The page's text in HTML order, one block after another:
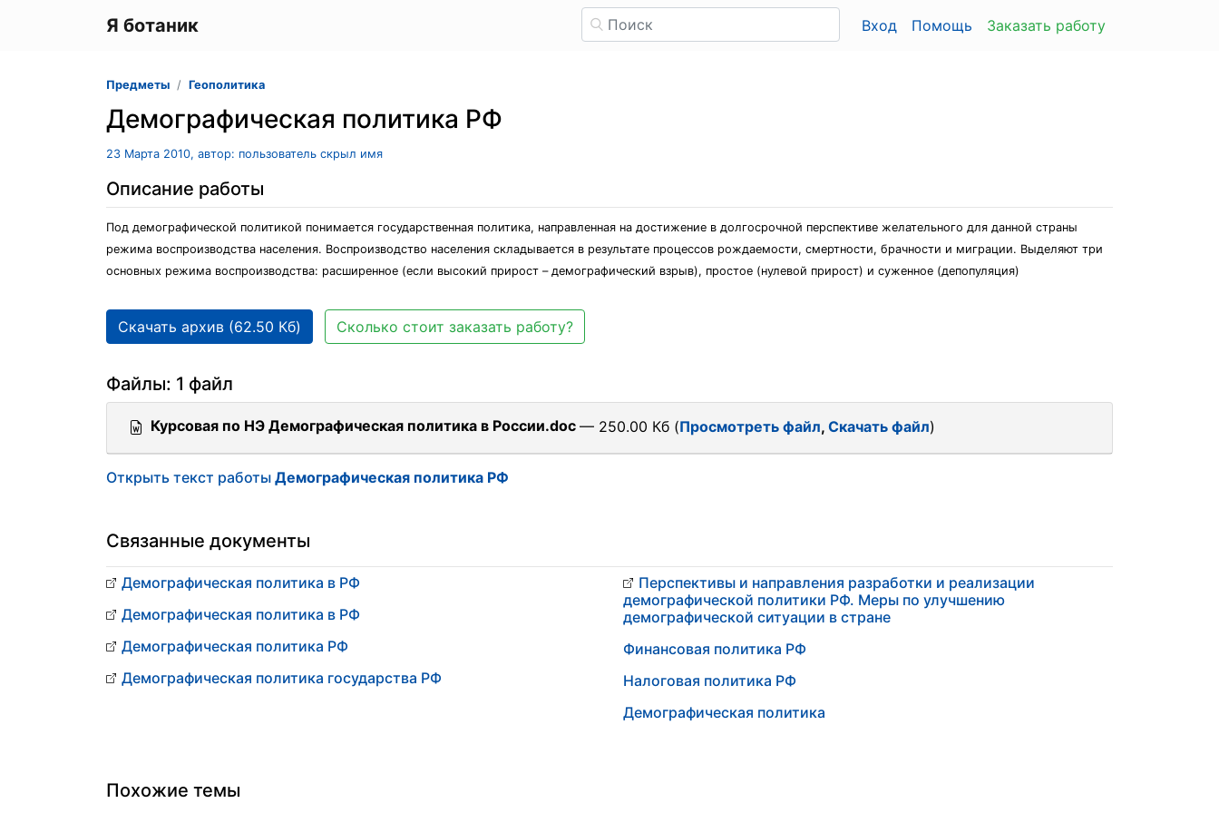
Я ботаник Вход Помощь Заказать работу
Предметы Геополитика
Демографическая политика РФ
23 Марта 2010, автор: пользователь скрыл имя
Описание работы
Под демографической политикой понимается государственная политика, направленная на достижение в долгосрочной перспективе желательного для данной страны
режима воспроизводства населения. Воспроизводство населения складывается в результате процессов рождаемости, смертности, брачности и миграции. Выделяют три
основных режима воспроизводства: расширенное (если высокий прирост – демографический взрыв), простое (нулевой прирост) и суженное (депопуляция)
Скачать архив (62.50 Кб) Сколько стоит заказать работу?
Файлы: 1 файл
Курсовая по НЭ Демографическая политика в России.doc — 250.00 Кб (Просмотреть файл, Скачать файл)
Открыть текст работы Демографическая политика РФ
Связанные документы
Демографическая политика в РФ
Демографическая политика в РФ
Демографическая политика РФ
Демографическая политика государства РФ
Перспективы и направления разработки и реализации
демографической политики РФ. Меры по улучшению
демографической ситуации в стране
Финансовая политика РФ
Налоговая политика РФ
Демографическая политика
Похожие темы